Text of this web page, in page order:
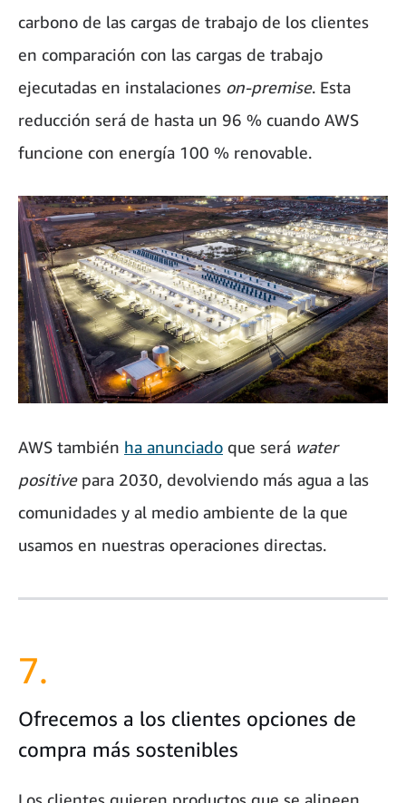
carbono de las cargas de trabajo de los clientes
en comparación con las cargas de trabajo
ejecutadas en instalaciones on-premise. Esta
reducción será de hasta un 96 % cuando AWS
funcione con energía 100 % renovable.
AWS también ha anunciado que será water
positive para 2030, devolviendo más agua a las
comunidades y al medio ambiente de la que
usamos en nuestras operaciones directas.
7.
Ofrecemos a los clientes opciones de
compra más sostenibles